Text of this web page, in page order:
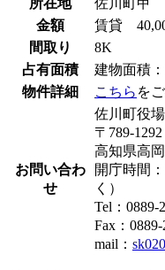
金額
賃貸
間取り
8K
占有面積
建物面積
物件詳細
こちら を
お問い合わ
せ
佐川町役
〒789-1292
高知県高
開庁時間
く）
Tel：0889-
Fax：0889-
mail：